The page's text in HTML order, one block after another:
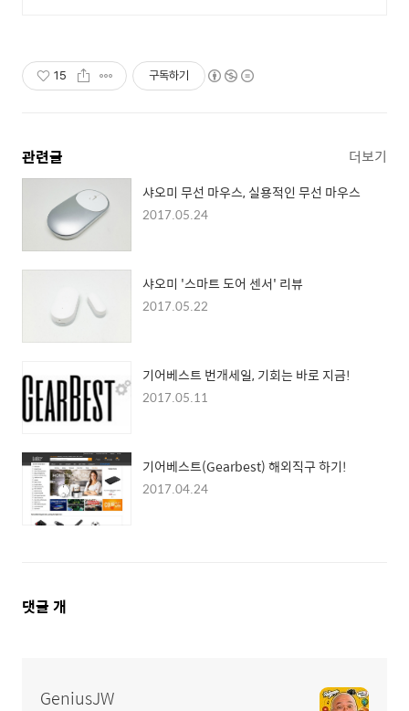
15 구독하기
관련글 더보기
샤오미 무선 마우스, 실용적인 무선 마우스
2017.05.24
샤오미 '스마트 도어 센서' 리뷰
2017.05.22
기어베스트 번개세일, 기회는 바로 지금!
2017.05.11
기어베스트(Gearbest) 해외직구 하기!
2017.04.24
댓
댓글 개
GeniusJW